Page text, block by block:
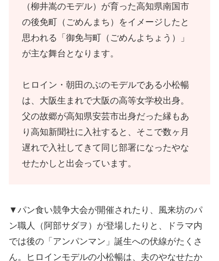
（柳井嵩のモデル）が育った高知県南国市
の後免町（ごめんまち）をイメージしたと
思われる「御免与町（ごめんよちょう）」
が主な舞台となります。
ヒロイン・朝田のぶのモデルである小松暢
は、大阪生まれで大阪の高等女学校出身。
父の故郷が高知県安芸市出身だった縁もあ
り高知新聞社に入社すると、そこで数ヶ月
遅れで入社してきて同じ部署になったやな
せたかしと出会っています。
▼パン食い競争大会が開催されたり、風来坊のパ
ン職人（阿部サダヲ）が登場したりと、ドラマ内
では後の「アンパンマン」誕生への伏線がたくさ
ん。ヒロインモデルの小松暢は、夫のやなせたか